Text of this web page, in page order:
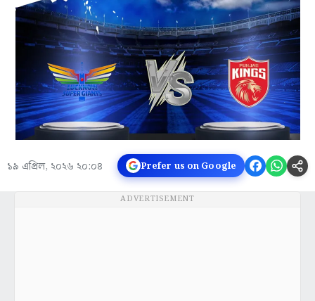
১৯ এপ্রিল, ২০২৬ ২০:০৪ Prefer us on Google
ADVERTISEMENT